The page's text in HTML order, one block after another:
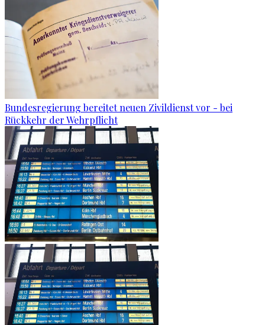
Bundesregierung bereitet neuen Zivildienst vor - bei
Rückkehr der Wehrpflicht